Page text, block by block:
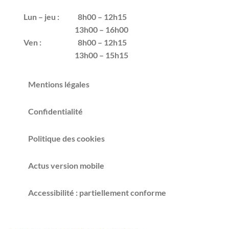
Lun – jeu :
8h00 – 12h15
13h00 – 16h00
Ven :
8h00 – 12h15
13h00 – 15h15
Mentions légales
Confidentialité
Politique des cookies
Actus version mobile
Accessibilité : partiellement conforme